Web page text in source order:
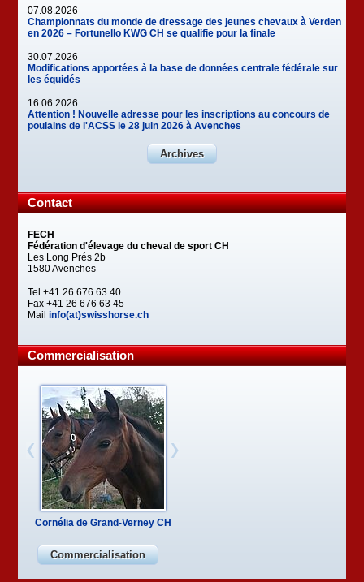
07.08.2026
Championnats du monde de dressage des jeunes chevaux à Verden
en 2026 – Fortunello KWG CH se qualifie pour la finale
30.07.2026
Modifications apportées à la base de données centrale fédérale sur
les équidés
16.06.2026
Attention ! Nouvelle adresse pour les inscriptions au concours de
poulains de l'ACSS le 28 juin 2026 à Avenches
Archives
Contact
FECH
Fédération d'élevage du cheval de sport CH
Les Long Prés 2b
1580 Avenches
Tel +41 26 676 63 40
Fax +41 26 676 63 45
Mailinfo(at)swisshorse.ch
Commercialisation
Cornélia de Grand-Verney CH
Commercialisation